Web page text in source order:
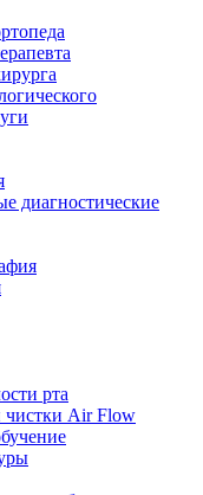
диагностические
рта
чистки Air Flow